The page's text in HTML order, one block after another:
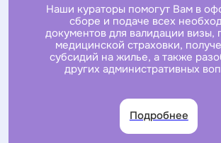
Подробнее
субсидий на жилье, а также разобраться в
других административных вопросах.